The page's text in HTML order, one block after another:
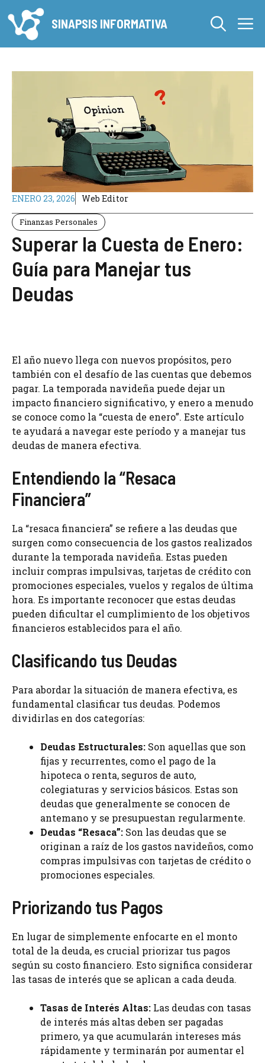
al
contenido
SINAPSIS INFORMATIVA
ENERO 23, 2026 Web Editor
Finanzas Personales
Superar la Cuesta de Enero:
Guía para Manejar tus
Deudas
El año nuevo llega con nuevos propósitos, pero
también con el desafío de las cuentas que debemos
pagar. La temporada navideña puede dejar un
impacto financiero significativo, y enero a menudo
se conoce como la “cuesta de enero”. Este artículo
te ayudará a navegar este período y a manejar tus
deudas de manera efectiva.
Entendiendo la “Resaca
Financiera”
La “resaca financiera” se refiere a las deudas que
surgen como consecuencia de los gastos realizados
durante la temporada navideña. Estas pueden
incluir compras impulsivas, tarjetas de crédito con
promociones especiales, vuelos y regalos de última
hora. Es importante reconocer que estas deudas
pueden dificultar el cumplimiento de los objetivos
financieros establecidos para el año.
Clasificando tus Deudas
Para abordar la situación de manera efectiva, es
fundamental clasificar tus deudas. Podemos
dividirlas en dos categorías:
Deudas Estructurales: Son aquellas que son
fijas y recurrentes, como el pago de la
hipoteca o renta, seguros de auto,
colegiaturas y servicios básicos. Estas son
deudas que generalmente se conocen de
antemano y se presupuestan regularmente.
Deudas “Resaca”: Son las deudas que se
originan a raíz de los gastos navideños, como
compras impulsivas con tarjetas de crédito o
promociones especiales.
Priorizando tus Pagos
En lugar de simplemente enfocarte en el monto
total de la deuda, es crucial priorizar tus pagos
según su costo financiero. Esto significa considerar
las tasas de interés que se aplican a cada deuda.
Tasas de Interés Altas: Las deudas con tasas
de interés más altas deben ser pagadas
primero, ya que acumularán intereses más
rápidamente y terminarán por aumentar el